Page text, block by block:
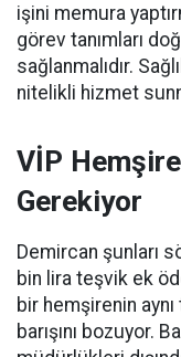
işini memura
görev tanımları
sağlanmalıdır.
nitelikli hizmet
VİP
Gerekiyor
Demircan şunları
bin lira teşvik ek
bir hemşirenin
barışını bozuyor.